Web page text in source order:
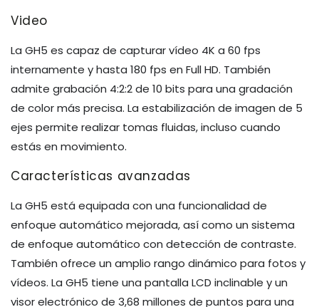
Video
La GH5 es capaz de capturar vídeo 4K a 60 fps
internamente y hasta 180 fps en Full HD. También
admite grabación 4:2:2 de 10 bits para una gradación
de color más precisa. La estabilización de imagen de 5
ejes permite realizar tomas fluidas, incluso cuando
estás en movimiento.
Características avanzadas
La GH5 está equipada con una funcionalidad de
enfoque automático mejorada, así como un sistema
de enfoque automático con detección de contraste.
También ofrece un amplio rango dinámico para fotos y
vídeos. La GH5 tiene una pantalla LCD inclinable y un
visor electrónico de 3,68 millones de puntos para una